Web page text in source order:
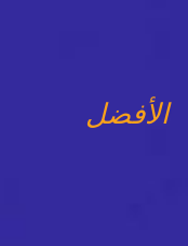
الأفضل